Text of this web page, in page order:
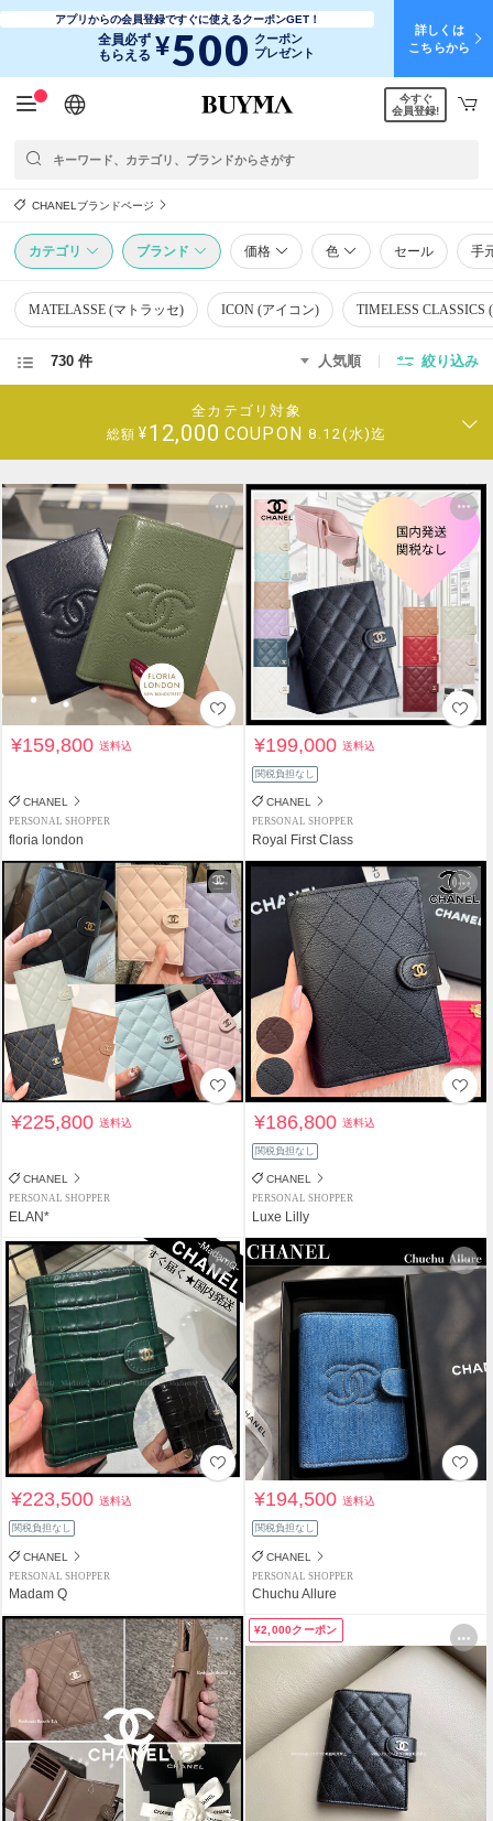
アプリからの会員登録ですぐに使えるクーポンGET！
全員必ず
もらえる ¥500 クーポン
プレゼント
詳しくは
こちらから
日本語
English
简体中文
繁體中文
今すぐ
会員登録!
CHANELブランドページ
カテゴリ ブランド 価格 色 セール 手
MATELASSE (マトラッセ) ICON (アイコン) TIMELESS
730 件 人気順 絞り込み
全カテゴリ対象
総額 ¥12,000 COUPON 8.12(水)迄
¥159,800送料込
CHANEL
PERSONAL SHOPPER
floria london
¥199,000送料込
関税負担なし
CHANEL
PERSONAL SHOPPER
Royal First Class
¥225,800送料込
CHANEL
PERSONAL SHOPPER
ELAN*
¥186,800送料込
関税負担なし
CHANEL
PERSONAL SHOPPER
Luxe Lilly
¥223,500送料込
関税負担なし
CHANEL
PERSONAL SHOPPER
Madam Q
¥194,500送料込
関税負担なし
CHANEL
PERSONAL SHOPPER
Chuchu Allure
¥2,000クーポン